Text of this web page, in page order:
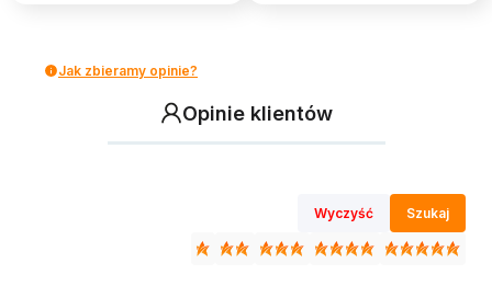
Jak zbieramy opinie?
Opinie klientów
Wyczyść Szukaj